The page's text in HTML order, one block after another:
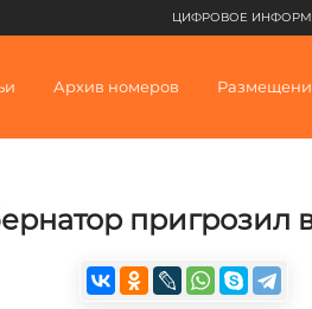
ЦИФРОВОЕ
Архив номеров
пригрозил